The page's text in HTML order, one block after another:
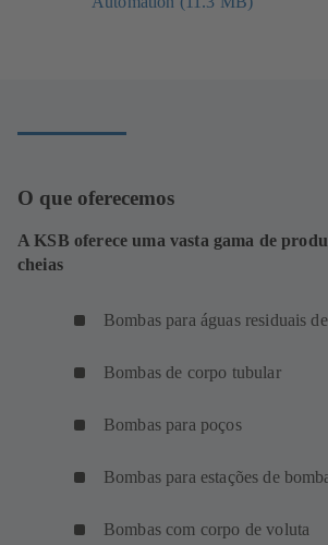
O que oferecemos
A KSB oferece uma vasta gama de
cheias
Bombas para águas residuais
Bombas de corpo tubular
Bombas para poços
Bombas para estações de
Bombas com corpo de voluta